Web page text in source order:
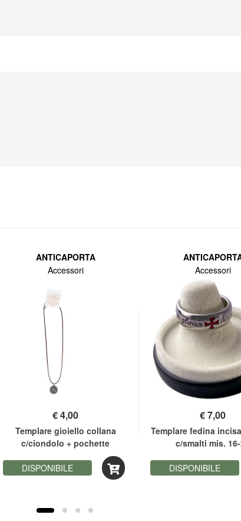
ANTICAPORTA
Accessori
€4,00
Templare gioiello collana
c/ciondolo + pochette
DISPONIBILE
Accessori
€7,00
Templare fedina
c/smalti mis.
DISPONIBILE